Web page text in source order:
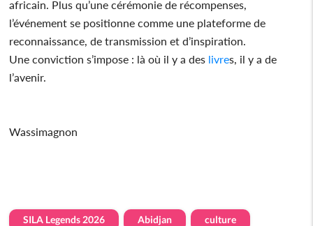
africain. Plus qu’une cérémonie de récompenses,
l’événement se positionne comme une plateforme de
reconnaissance, de transmission et d’inspiration.
Une conviction s’impose : là où il y a des livres, il y a de
l’avenir.
Wassimagnon
SILA Legends 2026 Abidjan culture